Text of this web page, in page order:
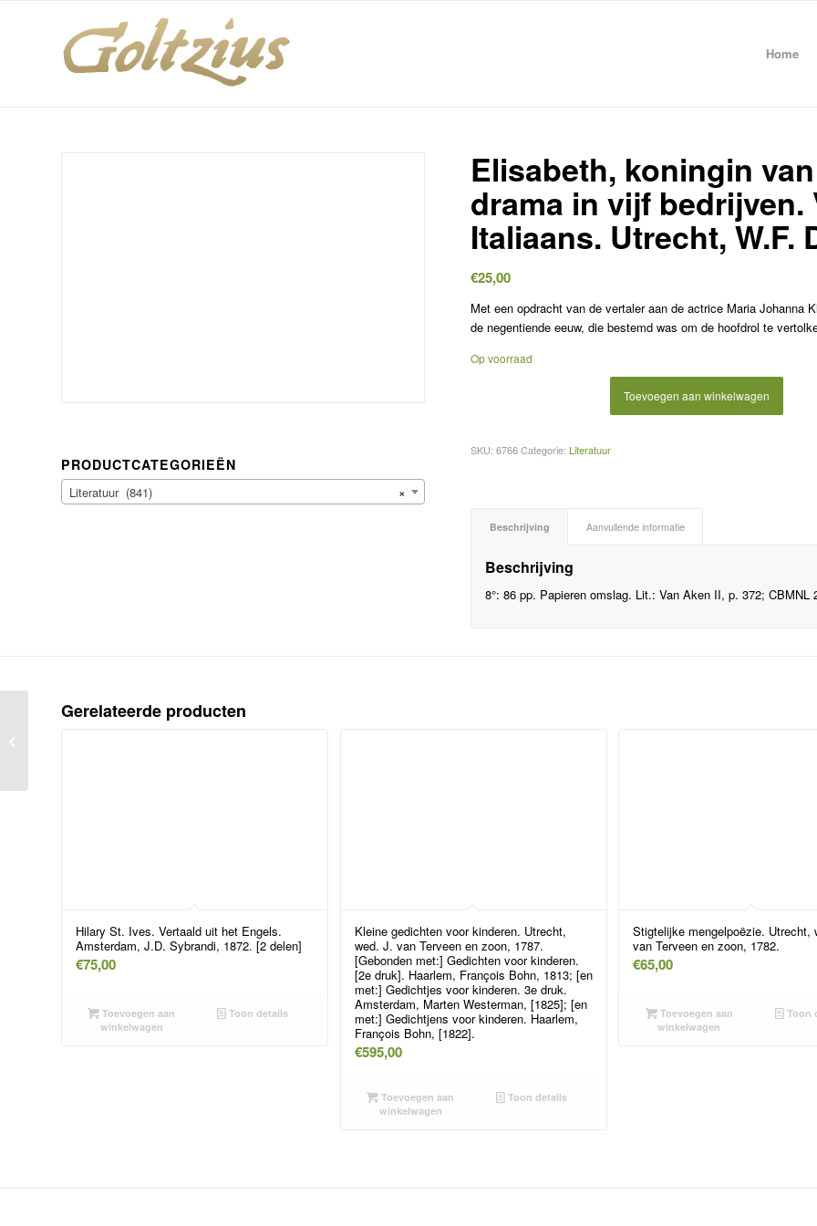
Home
PRODUCTCATEGORIEËN
×
Literatuur (841)
Elisabeth, koningin
drama in vijf bedrijven.
Italiaans. Utrecht, W.F.
€25,00
Met een opdracht van de vertaler aan de actrice Maria Johanna
de negentiende eeuw, die bestemd was om de hoofdrol te
Op voorraad
Toevoegen aan winkelwagen
SKU:6766 Categorie:Literatuur
Beschrijving Aanvullende informatie
Beschrijving
8°: 86 pp. Papieren omslag. Lit.: Van Aken II, p. 372; CBMNL
Gerelateerde producten
Hilary St. Ives. Vertaald uit het Engels.
Amsterdam, J.D. Sybrandi, 1872. [2 delen]
€75,00
Toevoegen aan
winkelwagen
Toon details
Kleine gedichten voor kinderen. Utrecht,
wed. J. van Terveen en zoon, 1787.
[Gebonden met:] Gedichten voor kinderen.
[2e druk]. Haarlem, François Bohn, 1813; [en
met:] Gedichtjes voor kinderen. 3e druk.
Amsterdam, Marten Westerman, [1825]; [en
met:] Gedichtjens voor kinderen. Haarlem,
François Bohn, [1822].
€595,00
Toevoegen aan
winkelwagen
Toon details
Stigtelijke mengelpoëzie. Utrecht,
van Terveen en zoon, 1782.
€65,00
Toevoegen aan
winkelwagen
Toon